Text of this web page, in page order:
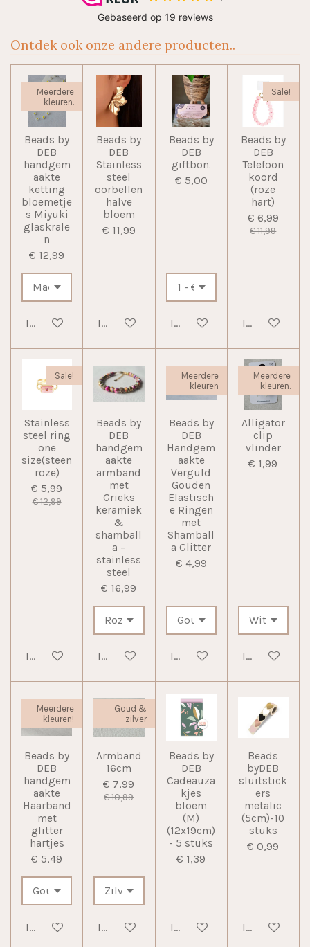
Ontdek ook onze andere producten..
Meerdere
kleuren.
Beads by
DEB
handgem
aakte
ketting
bloemetje
s Miyuki
glaskrale
n
€ 12,99
In winkelwagen
Beads by
DEB
Stainless
steel
oorbellen
halve
bloem
€ 11,99
In winkelwagen
Beads by
DEB
giftbon.
€ 5,00
In winkelwagen
Sale!
Beads by
DEB
Telefoon
koord
(roze
hart)
€ 6,99
€ 11,99
In
Sale!
Stainless
steel ring
one
size(steen
roze)
€ 5,99
€ 12,99
In winkelwagen
Beads by
DEB
handgem
aakte
armband
met
Grieks
keramiek
&
shamball
a –
stainless
steel
€ 16,99
In winkelwagen
Meerdere
kleuren
Beads by
DEB
Handgem
aakte
Verguld
Gouden
Elastisch
e Ringen
met
Shamball
a Glitter
€ 4,99
In winkelwagen
Meerdere
kleuren.
Alligator
clip
vlinder
€ 1,99
In
Meerdere
kleuren!
Beads by
DEB
handgem
aakte
Haarband
met
glitter
hartjes
€ 5,49
In winkelwagen
Goud &
zilver
Armband
16cm
€ 7,99
€ 10,99
In winkelwagen
Beads by
DEB
Cadeauza
kjes
bloem
(M)
(12x19cm)
- 5 stuks
€ 1,39
In winkelwagen
Beads
byDEB
sluitstick
ers
metalic
(5cm)-10
stuks
€ 0,99
In